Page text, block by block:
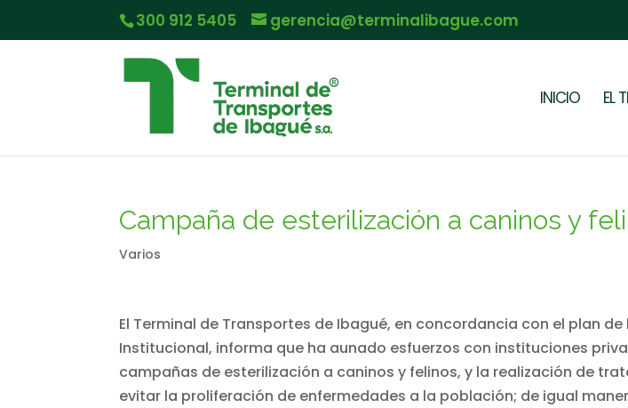
300 912 5405 gerencia@terminalibague.com
INICIO EL
Campaña de esterilización a caninos y
Varios
El Terminal de Transportes de Ibagué, en concordancia con el plan
Institucional, informa que ha aunado esfuerzos con instituciones
campañas de esterilización a caninos y felinos, y la realización de
evitar la proliferación de enfermedades a la población; de igual